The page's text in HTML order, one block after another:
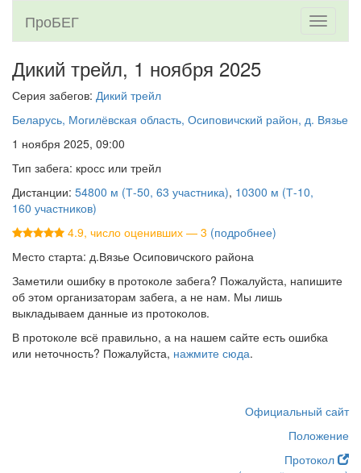
Toggle
ПроБЕГ
Дикий трейл, 1 ноября 2025
Серия забегов: Дикий трейл
Беларусь, Могилёвская область, Осиповичский район, д. Вязье
1 ноября 2025, 09:00
Тип забега: кросс или трейл
Дистанции: 54800 м (Т-50, 63 участника), 10300 м (Т-10,
160 участников)
4.9, число оценивших — 3 (подробнее)
Место старта: д.Вязье Осиповичского района
Заметили ошибку в протоколе забега? Пожалуйста, напишите
об этом организаторам забега, а не нам. Мы лишь
выкладываем данные из протоколов.
В протоколе всё правильно, а на нашем сайте есть ошибка
или неточность? Пожалуйста, нажмите сюда.
Официальный сайт
Положение
Протокол